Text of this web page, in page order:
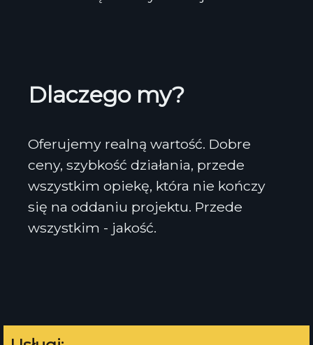
Dlaczego my?
Oferujemy realną wartość. Dobre
ceny, szybkość działania, przede
wszystkim opiekę, która nie kończy
się na oddaniu projektu. Przede
wszystkim - jakość.